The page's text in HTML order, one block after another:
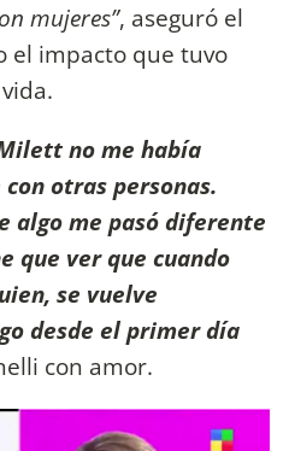
mujeres”, aseguró el
el impacto que tuvo
no me había
otras personas.
algo me pasó diferente
que ver que cuando
se vuelve
desde el primer día
con amor.